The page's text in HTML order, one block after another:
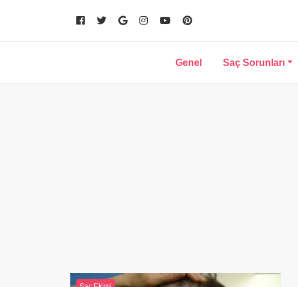
Genel Saç Sorunları